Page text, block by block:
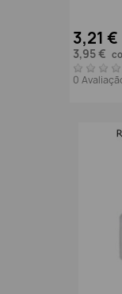
3,21 €
3,95 €
0